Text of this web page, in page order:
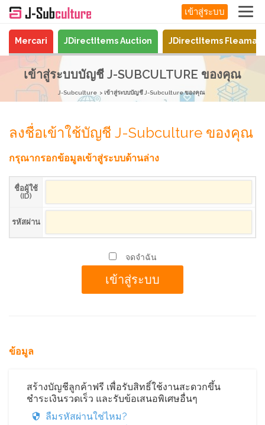
เข้าสู่ระบบ
Mercari JDirectItems Auction JDirectItems
เข้าสู่ระบบบัญชี J-SUBCULTURE ของคุณ
J-Subculture เข้าสู่ระบบบัญชี J-Subculture ของคุณ
ลงชื่อเข้าใช้บัญชี J-Subculture ของคุณ
กรุณากรอกข้อมูลเข้าสู่ระบบด้านล่าง
ชื่อผู้ใช้
(ID)
รหัสผ่าน
จดจำฉัน
ข้อมูล
สร้างบัญชีลูกค้าฟรี เพื่อรับสิทธิ์ใช้งานสะดวกขึ้น
ชำระเงินรวดเร็ว และรับข้อเสนอพิเศษอื่นๆ
ลืมรหัสผ่านใช่ไหม?